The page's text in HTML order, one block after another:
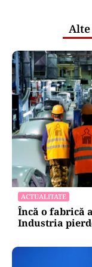
ACTUALITATE
Încă o fabrică
Industria